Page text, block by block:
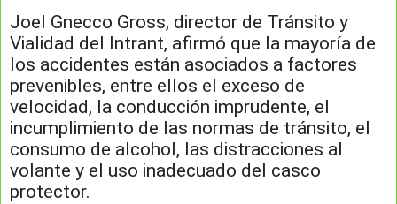
Joel Gnecco Gross, director de Tránsito y
Vialidad del Intrant, afirmó que la mayoría de
los accidentes están asociados a factores
prevenibles, entre ellos el exceso de
velocidad, la conducción imprudente, el
incumplimiento de las normas de tránsito, el
consumo de alcohol, las distracciones al
volante y el uso inadecuado del casco
protector.